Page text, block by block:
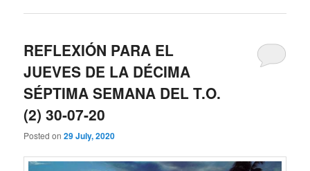
REFLEXIÓN PARA EL
JUEVES DE LA DÉCIMA
SÉPTIMA SEMANA DEL T.O.
(2) 30-07-20
Posted on29 July, 2020